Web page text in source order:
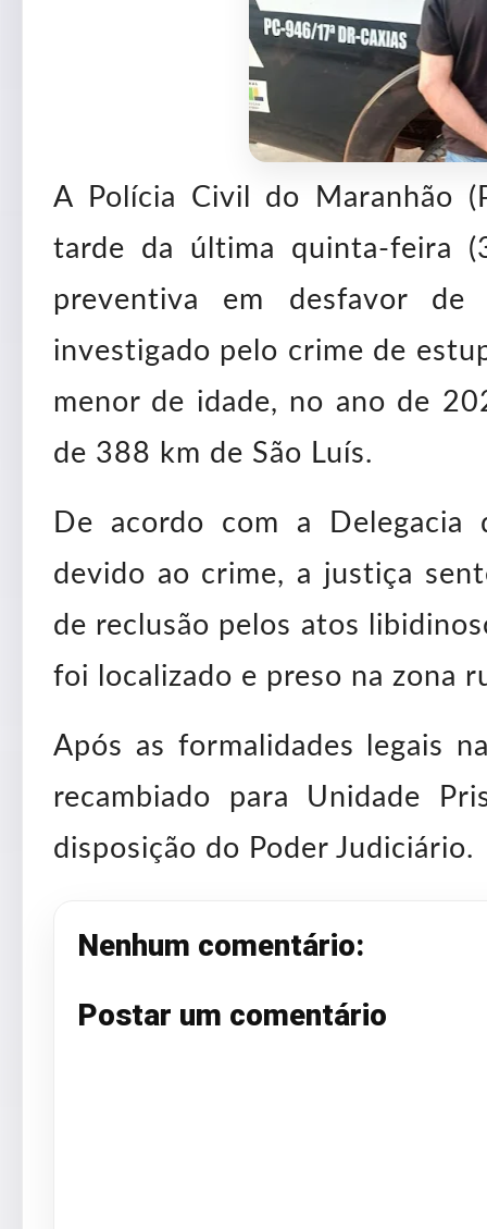
A Polícia Civil do Maranhão
tarde da última quinta-feira
preventiva em desfavor
investigado pelo crime de
menor de idade, no ano de
de 388 km de São Luís.
De acordo com a Delegacia
devido ao crime, a justiça
de reclusão pelos atos
foi localizado e preso na zona
Após as formalidades legais
recambiado para Unidade
disposição do Poder Judiciário.
Nenhum comentário:
Postar um comentário